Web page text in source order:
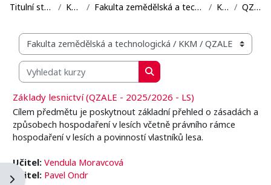
Otevřít panel bloku
Titulní stránka Kurzy Fakulta zemědělská a technologická KKM QZALE
Organizační struktura kurzů
Vyhledat kurzy
Vyhledat kurzy
Základy lesnictví (QZALE - 2025/2026 - LS)
Cílem předmětu je poskytnout základní přehled o zásadách a
způsobech hospodaření v lesích včetně právního rámce
hospodaření v lesích a povinností vlastníků lesa.
Učitel: Vendula Moravcová
Učitel: Pavel Ondr